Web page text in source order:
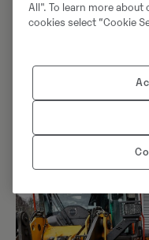
Susanne Thernström
det ska fungera helt
installerad ännu
All". To learn more
cookies select “Cookie